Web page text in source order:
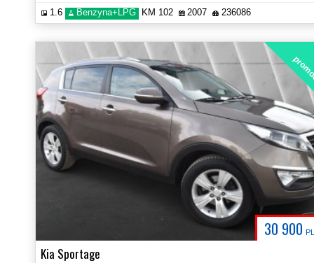
1.6 Benzyna+LPG KM 102 2007 236086
30 900
Kia Sportage